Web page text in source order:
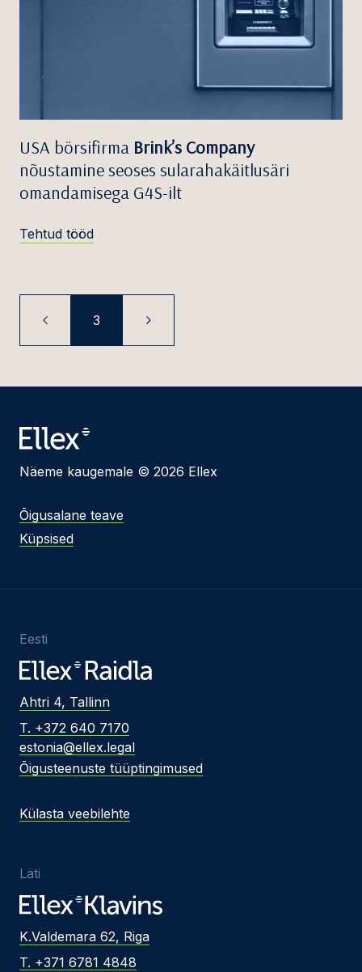
USA börsifirma Brink’s Company
nõustamine seoses sularahakäitlusäri
omandamisega G4S-ilt
Tehtud tööd
3
Näeme kaugemale © 2026 Ellex
Õigusalane teave
Küpsised
Eesti
Ahtri 4, Tallinn
T. +372 640 7170
estonia@ellex.legal
Õigusteenuste tüüptingimused
Külasta veebilehte
Läti
K.Valdemara 62, Riga
T. +371 6781 4848